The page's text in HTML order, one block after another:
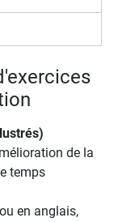
de la
temps
en anglais,